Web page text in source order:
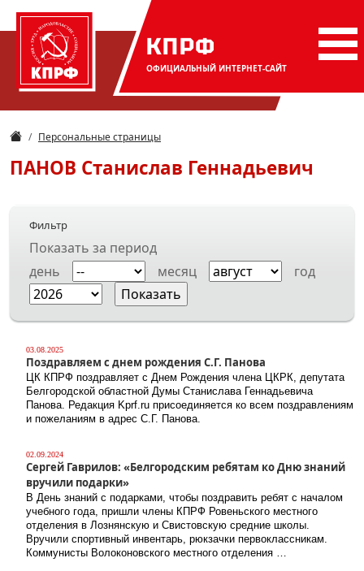
КПРФ
ОФИЦИАЛЬНЫЙ ИНТЕРНЕТ-САЙТ
Персональные страницы
ПАНОВ Станислав Геннадьевич
Фильтр
Показать за период
день
месяц год
03.08.2025
Поздравляем с днем рождения С.Г. Панова
ЦК КПРФ поздравляет с Днем Рождения члена ЦКРК, депутата
Белгородской областной Думы Станислава Геннадьевича
Панова. Редакция Kprf.ru присоединяется ко всем поздравлениям
и пожеланиям в адрес С.Г. Панова.
02.09.2024
Сергей Гаврилов: «Белгородским ребятам ко Дню знаний
вручили подарки»
В День знаний с подарками, чтобы поздравить ребят с началом
учебного года, пришли члены КПРФ Ровеньского местного
отделения в Лознянскую и Свистовскую средние школы.
Вручили спортивный инвентарь, рюкзачки первоклассникам.
Коммунисты Волоконовского местного отделения …